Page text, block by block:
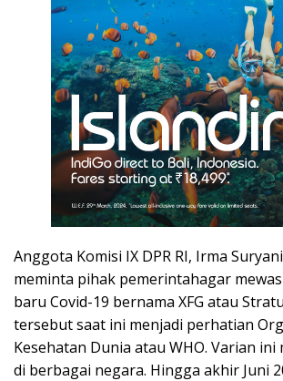
Anggota Komisi IX DPR RI, Irma
meminta pihak pemerintahagar
baru Covid-19 bernama XFG atau
tersebut saat ini menjadi perhatian
Kesehatan Dunia atau WHO. Varian ini
di berbagai negara. Hingga akhir Juni